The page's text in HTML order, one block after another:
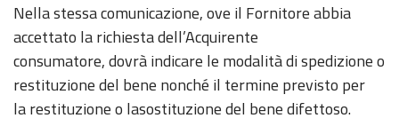
Nella stessa comunicazione, ove il Fornitore abbia
accettato la richiesta dell’Acquirente
consumatore, dovrà indicare le modalità di spedizione o
restituzione del bene nonché il termine previsto per
la restituzione o lasostituzione del bene difettoso.